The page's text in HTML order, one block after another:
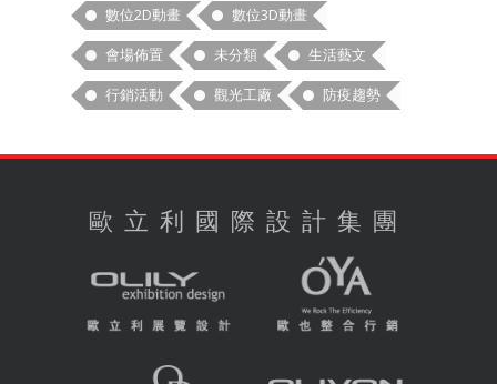
數位2D動畫
數位3D動畫
會場佈置
未分類
生活藝文
行銷活動
觀光工廠 防疫趨勢
歐立利國際設計集團